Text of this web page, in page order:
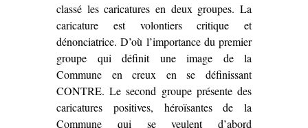
classé les caricatures en deux groupes. La
caricature est volontiers critique et
dénonciatrice. D’où l’importance du premier
groupe qui définit une image de la
Commune en creux en se définissant
CONTRE. Le second groupe présente des
caricatures positives, héroïsantes de la
Commune qui se veulent d’abord